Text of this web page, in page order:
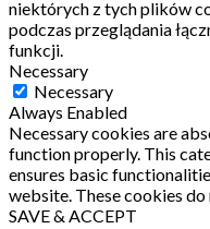
niektórych z tych plików
podczas przeglądania
funkcji.
Necessary
Necessary
Always Enabled
Necessary cookies are
function properly. This
ensures basic
website. These cookies
SAVE & ACCEPT